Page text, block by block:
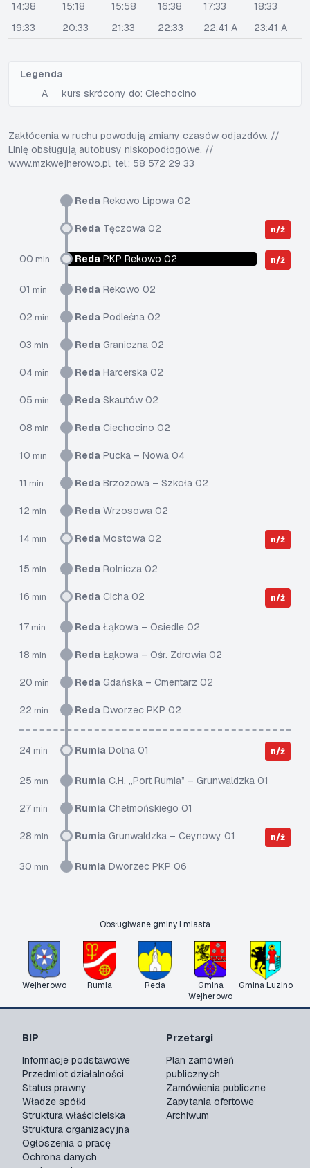
Reda Rekowo Lipowa 02
Reda Tęczowa 02 n/ż
00 min Reda PKP Rekowo 02 n/ż
01 min Reda Rekowo 02
02 min Reda Podleśna 02
03 min Reda Graniczna 02
04 min Reda Harcerska 02
05 min Reda Skautów 02
08 min Reda Ciechocino 02
10 min Reda Pucka – Nowa 04
11 min Reda Brzozowa – Szkoła 02
12 min Reda Wrzosowa 02
14 min Reda Mostowa 02 n/ż
15 min Reda Rolnicza 02
16 min Reda Cicha 02 n/ż
17 min Reda Łąkowa – Osiedle 02
18 min Reda Łąkowa – Ośr. Zdrowia 02
20 min Reda Gdańska – Cmentarz 02
22 min Reda Dworzec PKP 02
24 min Rumia Dolna 01 n/ż
25 min Rumia C.H. „Port Rumia” – Grunwaldzka 01
27 min Rumia Chełmońskiego 01
28 min Rumia Grunwaldzka – Ceynowy 01 n/ż
30 min Rumia Dworzec PKP 06
14:38
15:18 15:58 16:38 17:33
18:33
19:33
20:33 21:33 22:33 22:41 A 23:41 A
Legenda
A
kurs skrócony do: Ciechocino
Zakłócenia w ruchu powodują zmiany czasów odjazdów. //
Linię obsługują autobusy niskopodłogowe. //
www.mzkwejherowo.pl, tel.: 58 572 29 33
Obsługiwane gminy i miasta
Wejherowo Rumia Reda
Gmina
Wejherowo
Gmina Luzino
BIP
Informacje podstawowe
Przedmiot działalności
Status prawny
Władze spółki
Struktura właścicielska
Struktura organizacyjna
Ogłoszenia o pracę
Ochrona danych
Przetargi
Plan zamówień
publicznych
Zamówienia publiczne
Zapytania ofertowe
Archiwum